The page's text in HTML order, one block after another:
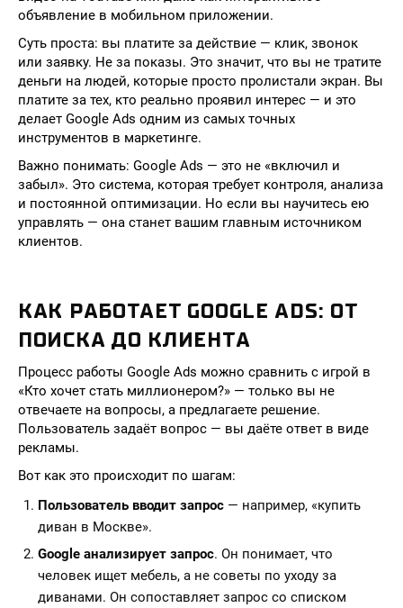
объявление в мобильном приложении.
Суть проста: вы платите за действие — клик, звонок
или заявку. Не за показы. Это значит, что вы не тратите
деньги на людей, которые просто пролистали экран. Вы
платите за тех, кто реально проявил интерес — и это
делает Google Ads одним из самых точных
инструментов в маркетинге.
Важно понимать: Google Ads — это не «включил и
забыл». Это система, которая требует контроля, анализа
и постоянной оптимизации. Но если вы научитесь ею
управлять — она станет вашим главным источником
клиентов.
КАК РАБОТАЕТ GOOGLE ADS: ОТ
ПОИСКА ДО КЛИЕНТА
Процесс работы Google Ads можно сравнить с игрой в
«Кто хочет стать миллионером?» — только вы не
отвечаете на вопросы, а предлагаете решение.
Пользователь задаёт вопрос — вы даёте ответ в виде
рекламы.
Вот как это происходит по шагам:
Пользователь вводит запрос — например, «купить
диван в Москве».
Google анализирует запрос. Он понимает, что
человек ищет мебель, а не советы по уходу за
диванами. Он сопоставляет запрос со списком